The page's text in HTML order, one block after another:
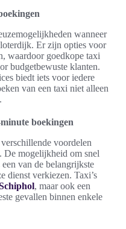
wanneer
Er zijn opties voor
waardoor goedkope taxi
budgetbewuste klanten.
biedt iets voor iedere
van een taxi niet alleen
boekingen
voordelen
De mogelijkheid om snel
van de belangrijkste
dienst verkiezen. Taxi’s
, maar ook een
gevallen binnen enkele